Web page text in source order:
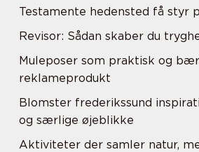
Testamente hedensted få styr
Revisor: Sådan skaber du
Muleposer som praktisk og
reklameprodukt
Blomster frederikssund
og særlige øjeblikke
Aktiviteter der samler natur,